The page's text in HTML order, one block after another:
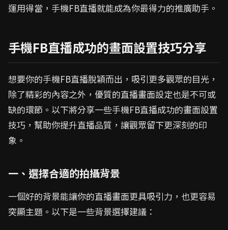
運用得當，手機FB直播就能成為你最得力的推廣助手。
手機FB直播成功的畫面設置技巧分享
想要你的手機FB直播脫穎而出，吸引更多觀眾的目光，
除了精彩的內容之外，優質的直播畫面設定也是不可或
缺的環節。以下將分享一些手機FB直播成功的畫面設置
技巧，幫助你提升直播品質，讓觀眾留下更深刻的印
象。
一、選擇合適的拍攝背景
一個好的背景能讓你的直播畫面更具吸引力，也更容易
突顯主題。以下是一些背景選擇建議：